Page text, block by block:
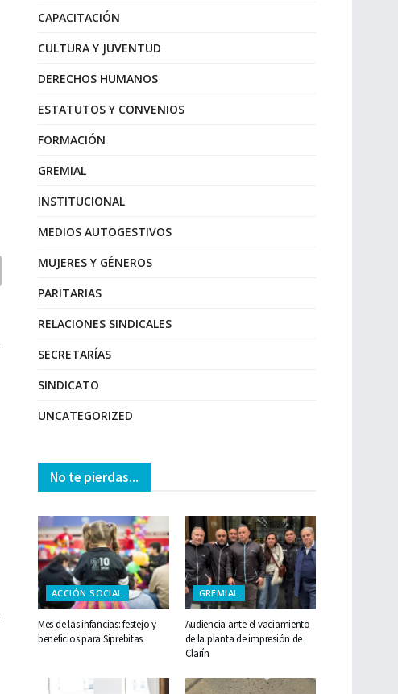
CAPACITACIÓN
CULTURA Y JUVENTUD
DERECHOS HUMANOS
ESTATUTOS Y CONVENIOS
FORMACIÓN
GREMIAL
INSTITUCIONAL
MEDIOS AUTOGESTIVOS
MUJERES Y GÉNEROS
PARITARIAS
RELACIONES SINDICALES
SECRETARÍAS
SINDICATO
UNCATEGORIZED
No te pierdas...
ACCIÓN SOCIAL
Mes de las infancias: festejo y
beneficios para Siprebitas
GREMIAL
Audiencia ante el vaciamiento
de la planta de impresión de
Clarín